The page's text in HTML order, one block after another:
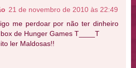
21 de novembro de 2010 às 22:49
me perdoar por não ter dinheiro
de Hunger Games T____T
ler Maldosas!!